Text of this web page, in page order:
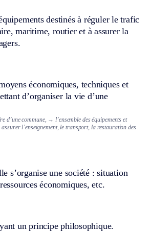
destinés à réguler le trafic
maritime, routier et à assurer la
économiques, techniques et
d’organiser la vie d’une
d’une commune, → l’ensemble des équipements et
l’enseignement, le transport, la restauration des
s’organise une société : situation
économiques, etc.
un principe philosophique.